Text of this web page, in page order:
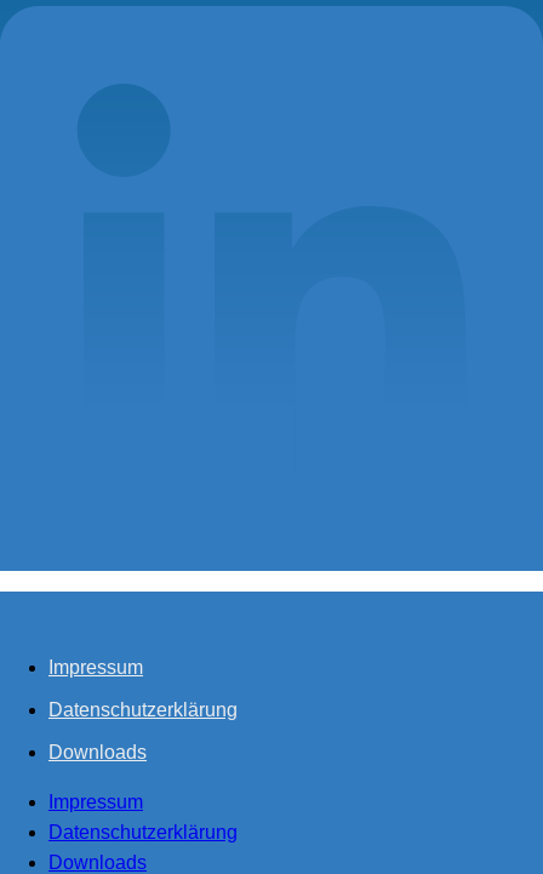
Impressum
Datenschutzerklärung
Downloads
Impressum
Datenschutzerklärung
Downloads